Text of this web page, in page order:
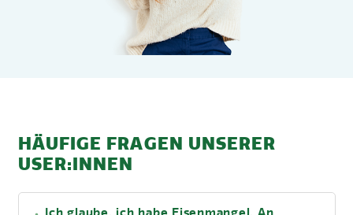
HÄUFIGE FRAGEN UNSERER
USER:INNEN